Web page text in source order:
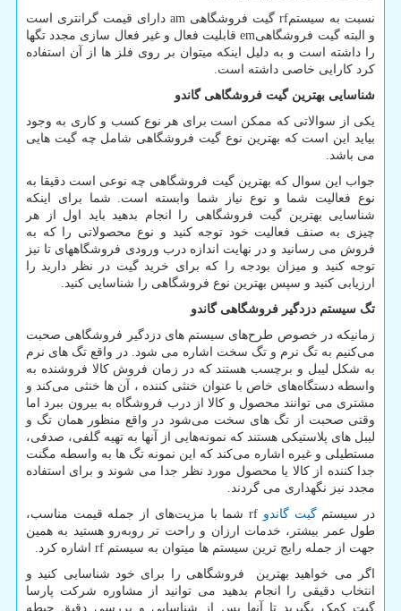
نسبت به سیستمrf گیت فروشگاهی am دارای قیمت گرانتری است
و البته گیت فروشگاهیemقابلیت فعال و غیر فعال سازی مجدد تگها
را داشته است و به دلیل اینکه میتوان بر روی فلز ها از آن استفاده
کرد کارایی خاصی داشته است.
شناسایی بهترین گیت فروشگاهی گاندو
یکی از سوالاتی که ممکن است برای هر نوع کسب و کاری به وجود
بیاید این است که بهترین نوع گیت فروشگاهی شامل چه گیت هایی
می باشد.
جواب این سوال که بهترین گیت فروشگاهی چه نوعی است دقیقا به
نوع فعالیت شما و نوع نیاز شما وابسته است. شما برای اینکه
شناسایی بهترین گیت فروشگاهی را انجام بدهید باید اول از هر
چیزی به صنف فعالیت خود توجه کنید و نوع محصولاتی را که به
فروش می رسانید و در نهایت اندازه درب ورودی فروشگاههای تا نیز
توجه کنید و میزان بودجه را که برای خرید گیت در نظر دارید را
ارزیابی کنید و سپس بهترین نوع فروشگاهی را شناسایی کنید.
تگ سیستم دزدگیر فروشگاهی گاندو
زمانیکه در خصوص طرح‌های سیستم های دزدگیر فروشگاهی صحبت
می‌کنیم به تگ نرم و تگ سخت اشاره می شود. در واقع تگ های نرم
به شکل لیبل و برچسب هستند که در زمان فروش کالا فروشنده به
واسطه دستگاه‌های خاص با عنوان خنثی کننده ، آن ها خنثی می‌کند و
مشتری می توانند محصول و کالا از درب فروشگاه به بیرون ببرد اما
وقتی صحبت از تگ های سخت می‌شود در واقع منظور همان تگ‌ و
لیبل های پلاستیکی هستند که نمونه‌هایی از آنها به تهیه گلفی، صدفی،
مستطیلی و غیره اشاره می‌کند که این نمونه تگ ها به واسطه مگنت
جدا کننده از کالا یا محصول مورد نظر جدا می شوند و برای استفاده
مجدد نیز نگهداری می گردند.
در سیستمگیت گاندو rfشما با مزیت‌های از جمله قیمت مناسب،
طول عمر بیشتر، خدمات ارزان و راحت تر روبه‌رو هستید به همین
جهت از جمله رایج ترین سیستم ها میتوان به سیستم rf اشاره کرد.
اگر می خواهید بهترین فروشگاهی را برای خود شناسایی کنید و
انتخاب دقیقی را انجام بدهید می توانید از مشاوره شرکت پارسا
گیت کمک بگیرید تا آنها پس از شناسایی و بررسی دقیق حیطه